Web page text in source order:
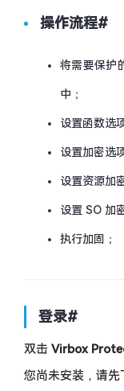
操作流程#
将需要保护
中；
设置函数选
设置加密选
设置资源加
设置 SO 加
执行加固；
登录#
双击Virbox
您尚未安装，请先